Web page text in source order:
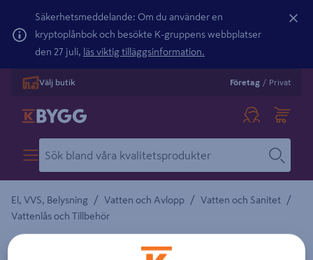
Säkerhetsmeddelande: Om du använder en
kryptoplånbok och besökte K-gruppens webbplatser
den 27 juli, läs viktig tilläggsinformation.
Välj butik Företag / Privat
El, VVS, Belysning / Vatten och Avlopp / Vatten och Sanitet /
Vattenlås och Tillbehör
IFÖ